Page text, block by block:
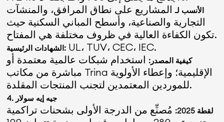
الأنسب لـالمشاريع على نطاق المرافق، والمنشآت
التجارية والصناعية، وأسطح المباني السكنية حيث
تكون الكفاءة العالية في ظروف مختلفة هي المفتاح.
الشهادات الرئيسية: UL، TUV، CEC، IEC.
كيفية المصدر: استخدام شبكات عالمية معتمدة أو
مباشرة من مكاتب Trina الإقليمية؛ وإعطاء الأولوية
للموردين المعتمدين لتجنب المنتجات المقلدة.
4. جيه إيه سولار
لقطة 2025:
مُصنِّع من الدرجة الأولى بشحنات تراكمية